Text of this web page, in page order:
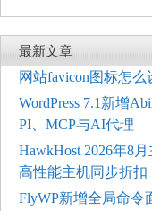
最新文章
网站favicon图标怎
WordPress 7.1新增
PI、MCP与AI代理
HawkHost 2026年8
高性能主机同步折扣
FlyWP新增全局命令